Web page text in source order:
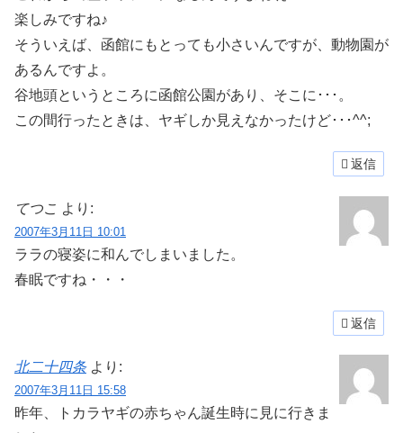
楽しみですね♪
そういえば、函館にもとっても小さいんですが、動物園が
あるんですよ。
谷地頭というところに函館公園があり、そこに･･･。
この間行ったときは、ヤギしか見えなかったけど･･･^^;
返信
てつこ より:
2007年3月11日 10:01
ララの寝姿に和んでしまいました。
春眠ですね・・・
返信
北二十四条 より:
2007年3月11日 15:58
昨年、トカラヤギの赤ちゃん誕生時に見に行きま